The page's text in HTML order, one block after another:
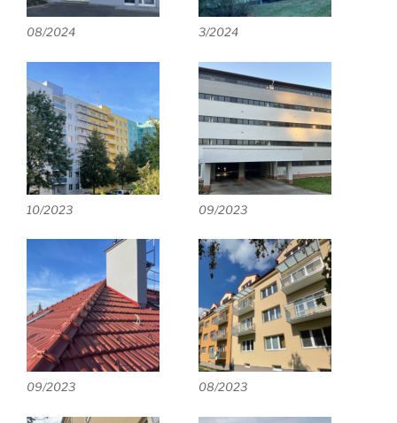
08/2024 3/2024
10/2023 09/2023
09/2023 08/2023